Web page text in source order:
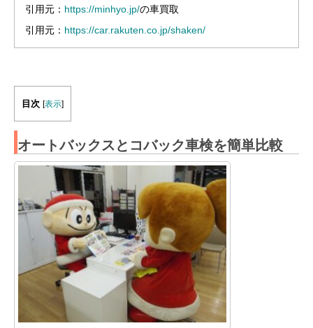
引用元： https://minhyo.jp/の車買取
引用元： https://car.rakuten.co.jp/shaken/
目次 [表示]
オートバックスとコバック車検を簡単比較